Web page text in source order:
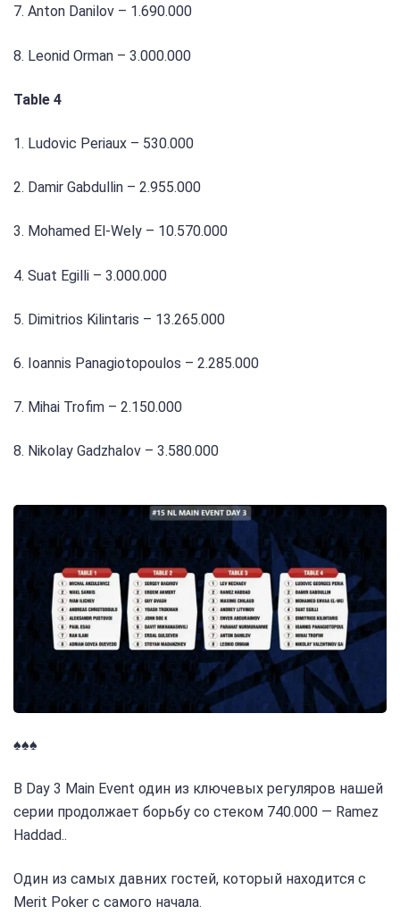
7. Anton Danilov – 1.690.000
8. Leonid Orman – 3.000.000
Table 4
1. Ludovic Periaux – 530.000
2. Damir Gabdullin – 2.955.000
3. Mohamed El-Wely – 10.570.000
4. Suat Egilli – 3.000.000
5. Dimitrios Kilintaris – 13.265.000
6. Ioannis Panagiotopoulos – 2.285.000
7. Mihai Trofim – 2.150.000
8. Nikolay Gadzhalov – 3.580.000
♠️♠️♠️
В Day 3 Main Event один из ключевых регуляров нашей
серии продолжает борьбу со стеком 740.000 — Ramez
Haddad..
Один из самых давних гостей, который находится с
Merit Poker с самого начала.